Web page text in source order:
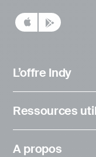
L’offre Indy
Ressources
A propos